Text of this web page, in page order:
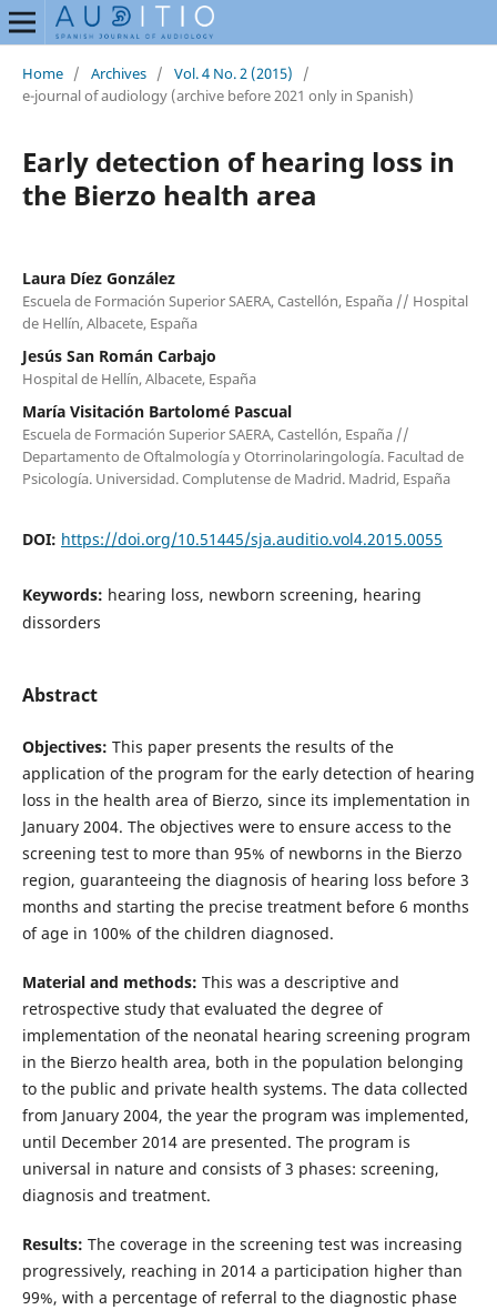
Home / Archives / Vol. 4 No. 2 (2015)
/
e-journal of audiology (archive before 2021 only in Spanish)
Early detection of hearing loss in
the Bierzo health area
Laura Díez González
Escuela de Formación Superior SAERA, Castellón, España // Hospital
de Hellín, Albacete, España
Jesús San Román Carbajo
Hospital de Hellín, Albacete, España
María Visitación Bartolomé Pascual
Escuela de Formación Superior SAERA, Castellón, España //
Departamento de Oftalmología y Otorrinolaringología. Facultad de
Psicología. Universidad. Complutense de Madrid. Madrid, España
DOI: https://doi.org/10.51445/sja.auditio.vol4.2015.0055
Keywords: hearing loss, newborn screening, hearing
dissorders
Abstract
Objectives: This paper presents the results of the
application of the program for the early detection of hearing
loss in the health area of ​​Bierzo, since its implementation in
January 2004. The objectives were to ensure access to the
screening test to more than 95% of newborns in the Bierzo
region, guaranteeing the diagnosis of hearing loss before 3
months and starting the precise treatment before 6 months
of age in 100% of the children diagnosed.
Material and methods: This was a descriptive and
retrospective study that evaluated the degree of
implementation of the neonatal hearing screening program
in the Bierzo health area, both in the population belonging
to the public and private health systems. The data collected
from January 2004, the year the program was implemented,
until December 2014 are presented. The program is
universal in nature and consists of 3 phases: screening,
diagnosis and treatment.
Results: The coverage in the screening test was increasing
progressively, reaching in 2014 a participation higher than
99%, with a percentage of referral to the diagnostic phase